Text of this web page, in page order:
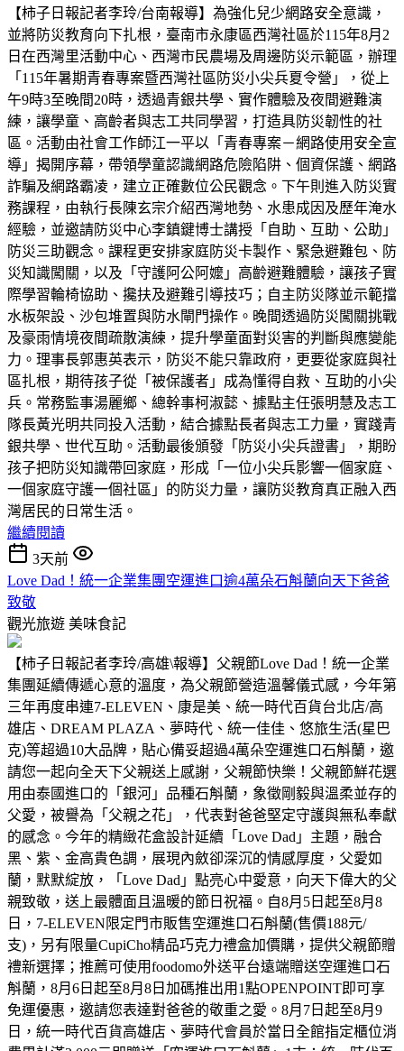
【柿子日報記者李玲/台南報導】為強化兒少網路安全意識，
並將防災教育向下扎根，臺南市永康區西灣社區於115年8月2
日在西灣里活動中心、西灣市民農場及周邊防災示範區，辦理
「115年暑期青春專案暨西灣社區防災小尖兵夏令營」，從上
午9時3至晚間20時，透過青銀共學、實作體驗及夜間避難演
練，讓學童、高齡者與志工共同學習，打造具防災韌性的社
區。活動由社會工作師江一平以「青春專案－網路使用安全宣
導」揭開序幕，帶領學童認識網路危險陷阱、個資保護、網路
詐騙及網路霸凌，建立正確數位公民觀念。下午則進入防災實
務課程，由執行長陳玄宗介紹西灣地勢、水患成因及歷年淹水
經驗，並邀請防災中心李鎮鍵博士講授「自助、互助、公助」
防災三助觀念。課程更安排家庭防災卡製作、緊急避難包、防
災知識闖關，以及「守護阿公阿嬤」高齡避難體驗，讓孩子實
際學習輪椅協助、攙扶及避難引導技巧；自主防災隊並示範擋
水板架設、沙包堆置與防水閘門操作。晚間透過防災闖關挑戰
及豪雨情境夜間疏散演練，提升學童面對災害的判斷與應變能
力。理事長郭惠英表示，防災不能只靠政府，更要從家庭與社
區扎根，期待孩子從「被保護者」成為懂得自救、互助的小尖
兵。常務監事湯麗鄉、總幹事柯淑懿、據點主任張明慧及志工
隊長黃光明共同投入活動，結合據點長者與志工力量，實踐青
銀共學、世代互助。活動最後頒發「防災小尖兵證書」，期盼
孩子把防災知識帶回家庭，形成「一位小尖兵影響一個家庭、
一個家庭守護一個社區」的防災力量，讓防災教育真正融入西
灣居民的日常生活。
繼續閱讀
3天前
Love Dad！統一企業集團空運進口逾4萬朵石斛蘭向天下爸爸
致敬
觀光旅遊 美味食記
【柿子日報記者李玲/高雄\報導】父親節Love Dad！統一企業
集團延續傳遞心意的溫度，為父親節營造溫馨儀式感，今年第
三年再度串連7-ELEVEN、康是美、統一時代百貨台北店/高
雄店、DREAM PLAZA、夢時代、統一佳佳、悠旅生活(星巴
克)等超過10大品牌，貼心備妥超過4萬朵空運進口石斛蘭，邀
請您一起向全天下父親送上感謝，父親節快樂！父親節鮮花選
用由泰國進口的「銀河」品種石斛蘭，象徵剛毅與溫柔並存的
父愛，被譽為「父親之花」，代表對爸爸堅定守護與無私奉獻
的感念。今年的精緻花盒設計延續「Love Dad」主題，融合
黑、紫、金高貴色調，展現內斂卻深沉的情感厚度，父愛如
蘭，默默綻放，「Love Dad」點亮心中愛意，向天下偉大的父
親致敬，送上最體面且溫暖的節日祝福。自8月5日起至8月8
日，7-ELEVEN限定門市販售空運進口石斛蘭(售價188元/
支)，另有限量CupiCho精品巧克力禮盒加價購，提供父親節贈
禮新選擇；推薦可使用foodomo外送平台遠端贈送空運進口石
斛蘭，8月6日起至8月8日加碼推出用1點OPENPOINT即可享
免運優惠，邀請您表達對爸爸的敬重之愛。8月7日起至8月9
日，統一時代百貨高雄店、夢時代會員於當日全館指定櫃位消